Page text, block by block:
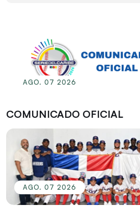
AGO. 07 2026
COMUNICADO OFICIAL
AGO. 07 2026